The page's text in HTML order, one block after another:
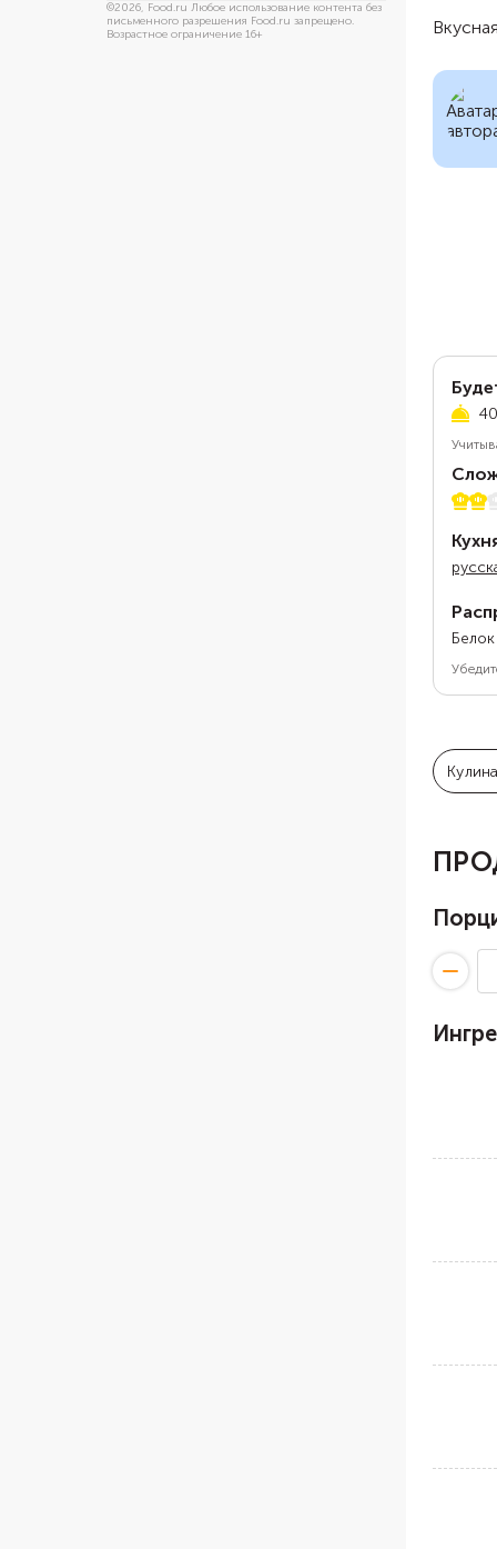
©2026, Food.ru Любое использование контента без
письменного разрешения Food.ru запрещено.
Возрастное ограничение 16+
2 из 5